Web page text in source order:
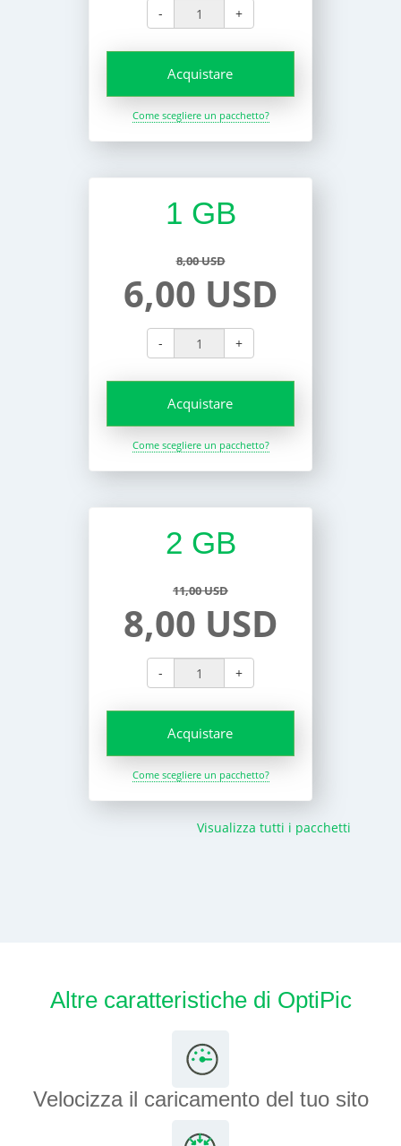
- +
Acquistare
Come scegliere un pacchetto?
1 GB
8,00 USD
6,00 USD
- +
Acquistare
Come scegliere un pacchetto?
2 GB
11,00 USD
8,00 USD
- +
Acquistare
Come scegliere un pacchetto?
Visualizza tutti i pacchetti
Altre caratteristiche di OptiPic
Velocizza il caricamento del tuo sito